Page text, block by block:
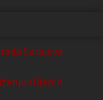
Sarajeva
slijepih